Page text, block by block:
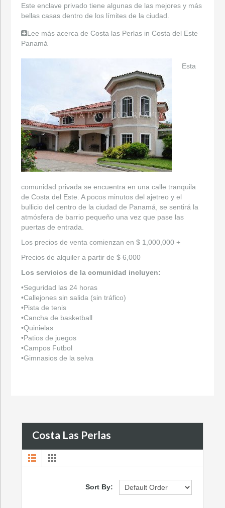
Este enclave privado tiene algunas de las mejores y más
bellas casas dentro de los límites de la ciudad.
Lee más acerca de Costa las Perlas in Costa del Este
Panamá
Esta
comunidad privada se encuentra en una calle tranquila
de Costa del Este. A pocos minutos del ajetreo y el
bullicio del centro de la ciudad de Panamá, se sentirá la
atmósfera de barrio pequeño una vez que pase las
puertas de entrada.
Los precios de venta comienzan en $ 1,000,000 +
Precios de alquiler a partir de $ 6,000
Los servicios de la comunidad incluyen:
•Seguridad las 24 horas
•Callejones sin salida (sin tráfico)
•Pista de tenis
•Cancha de basketball
•Quinielas
•Patios de juegos
•Campos Futbol
•Gimnasios de la selva
Costa Las Perlas
Sort By: